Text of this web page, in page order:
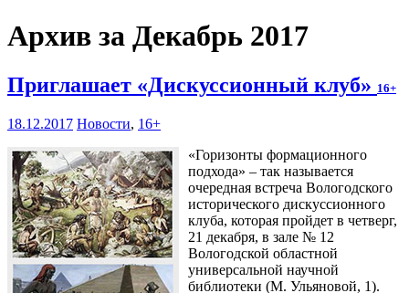
Архив за Декабрь 2017
Приглашает «Дискуссионный клуб» 16+
18.12.2017 Новости, 16+
«Горизонты формационного
подхода» – так называется
очередная встреча Вологодского
исторического дискуссионного
клуба, которая пройдет в четверг,
21 декабря, в зале № 12
Вологодской областной
универсальной научной
библиотеки (М. Ульяновой, 1).